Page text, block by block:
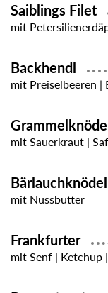
Saiblings Filet
mit
Backhendl
mit Preiselbeeren |
mit Sauerkraut |
Bärlauchknödel
mit Nussbutter
Frankfurter
mit Senf | Ketchup